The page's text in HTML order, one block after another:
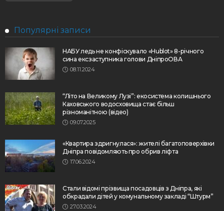
Популярні записи
НАБУ ледь не конфіскувало «Hublot» 8-річного
сина ексзаступника голови ДніпроОВА
08.11.2024
“Літо на Великому Лузі”: екосистема колишнього
Каховського водосховища стає більш
різноманітною (відео)
09.07.2025
«Квартира здригнулася»: жителі багатоповерхівки
Дніпра повідомляють про обрив ліфта
17.06.2024
Стали відомі прізвища посадовців з Дніпра, які
обкрадали дітей у комунальному закладі “Штурм”
27.03.2024